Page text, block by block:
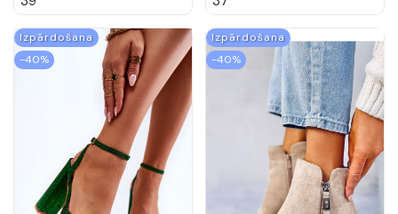
Izpārdošana
-40%
Izpārdošana
-40%